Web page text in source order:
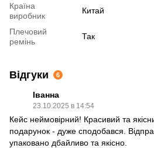
Країна
виробник
Китай
Плечовий
ремінь
Так
Відгуки 6
Іванна
23.10.2025 в 14:54
Кейс неймовірний! Красивий та
подарунок - дуже сподобався.
упаковано дбайливо та якісно.